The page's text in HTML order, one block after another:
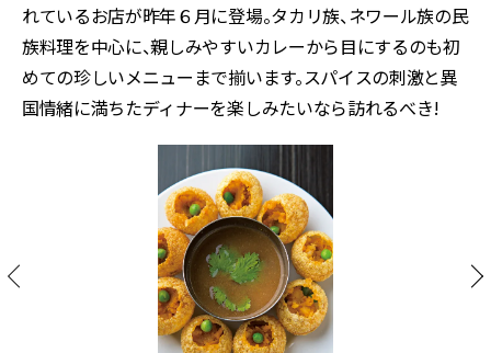
れているお店が昨年６月に登場。タカリ族、ネワール族の民
族料理を中心に、親しみやすいカレーから目にするのも初
めての珍しいメニューまで揃います。スパイスの刺激と異
国情緒に満ちたディナーを楽しみたいなら訪れるべき!